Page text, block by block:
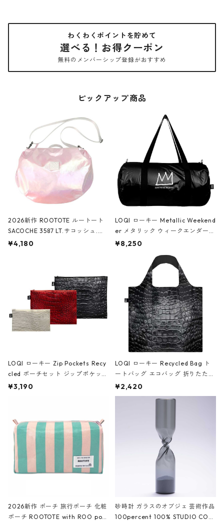
わくわくポイントを貯めて
選べる！お得クーポン
無料のメンバーシップ登録がおすすめ
ピックアップ商品
2026新作 ROOTOTE ルートート
SACOCHE 3587 LT.サコッシュ.ル
ミエ-B ショルダーバッグ グロスピ
¥4,180
LOQI ローキー Metallic Weekend
er メタリック ウィークエンダー
ボストンバッグ ショルダーバッグ
Black ジャン=ミッシェル・バスキ
ア/クラウン ブラック
¥8,250
LOQI ローキー Zip Pockets Recy
cled ポーチセット ジップポケット
ファスナーポーチ 撥水加工 トラベ
ーガンディー、オフホワイト
¥3,190
LOQI ローキー Recycled Bag ト
ートバッグ エコバッグ 折りたたみ
大きめ 撥水加工 収納ポーチ CRO
CODILE/Black クロコダイル/ブラ
¥2,420
2026新作 ポーチ 旅行ポーチ 化粧
ポーチ ROOTOTE with ROO pou
砂時計 ガラスのオブジェ 芸術作品
100percent 100% STUDIO COH